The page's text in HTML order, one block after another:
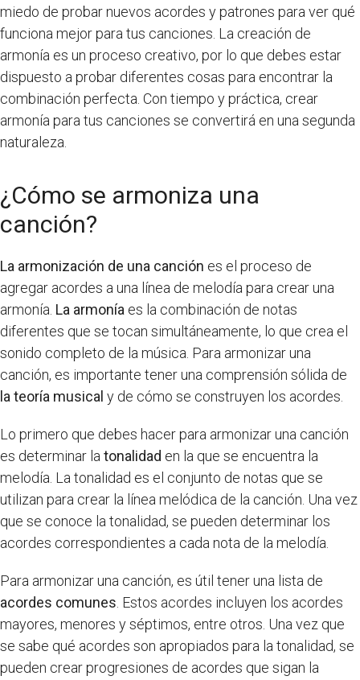
miedo de probar nuevos acordes y patrones para ver qué
funciona mejor para tus canciones. La creación de
armonía es un proceso creativo, por lo que debes estar
dispuesto a probar diferentes cosas para encontrar la
combinación perfecta. Con tiempo y práctica, crear
armonía para tus canciones se convertirá en una segunda
naturaleza.
¿Cómo se armoniza una
canción?
La armonización de una canción es el proceso de
agregar acordes a una línea de melodía para crear una
armonía. La armonía es la combinación de notas
diferentes que se tocan simultáneamente, lo que crea el
sonido completo de la música. Para armonizar una
canción, es importante tener una comprensión sólida de
la teoría musical y de cómo se construyen los acordes.
Lo primero que debes hacer para armonizar una canción
es determinar la tonalidad en la que se encuentra la
melodía. La tonalidad es el conjunto de notas que se
utilizan para crear la línea melódica de la canción. Una vez
que se conoce la tonalidad, se pueden determinar los
acordes correspondientes a cada nota de la melodía.
Para armonizar una canción, es útil tener una lista de
acordes comunes . Estos acordes incluyen los acordes
mayores, menores y séptimos, entre otros. Una vez que
se sabe qué acordes son apropiados para la tonalidad, se
pueden crear progresiones de acordes que sigan la